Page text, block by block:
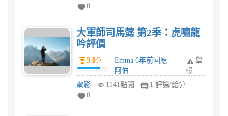
0
大軍師司馬懿 第2季：虎嘯龍
吟評價
3.0分
Emma 6年前回應
阿伯
舉
報
電影
1141點閱
1 評論/給分
0